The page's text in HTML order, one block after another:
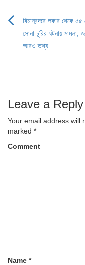
Post
navigation
বিমানবন্দরে লকার থেকে ৫৫
সোনা চুরির ঘটনায় মামলা,
আরও তথ্য
Leave a Reply
Your email address will
marked *
Comment
Name *